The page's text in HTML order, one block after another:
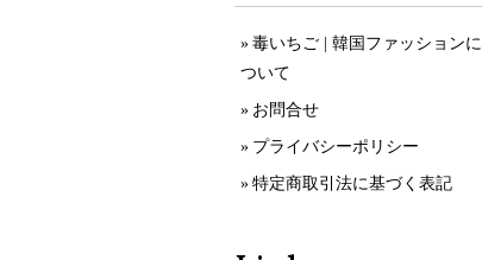
毒いちご | 韓国ファッションに
ついて
お問合せ
プライバシーポリシー
特定商取引法に基づく表記